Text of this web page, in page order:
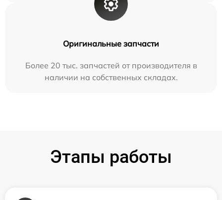
Оригинальные запчасти
Более 20 тыс. запчастей от производителя в
наличии на собственных складах.
Этапы работы